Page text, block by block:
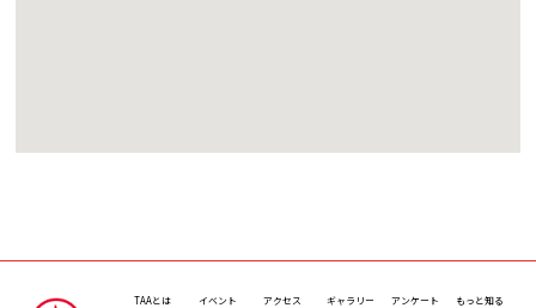
TAAとは
イベント
アクセス
ギャラリー アンケート
もっと知る